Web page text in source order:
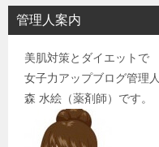
管理人案内
美肌対策とダイエットで
女子力アップブログ管理人
森 水絵（薬剤師）です。